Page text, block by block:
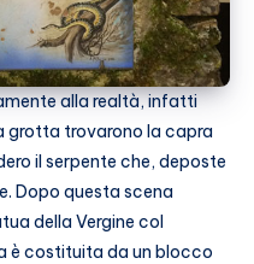
alla realtà, infatti
grotta trovarono la capra
il serpente che, deposte
Dopo questa scena
della Vergine col
è costituita da un blocco